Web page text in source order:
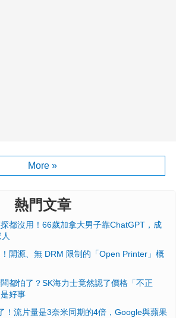
More »
熱門文章
都沒用！66歲加拿大男子靠ChatGPT，成
開源、無 DRM 限制的「Open Printer」概
都怕了？SK海力士竟然認了價格「不正
好事
！流片量是3奈米同期的4倍，Google與蘋果